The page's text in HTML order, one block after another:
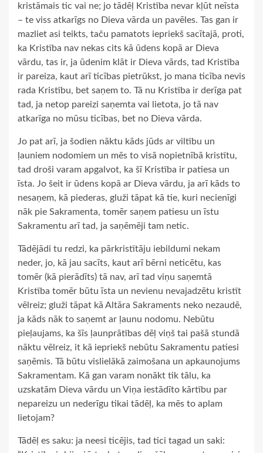
kristāmais tic vai ne; jo tādēļ Kristība nevar kļūt neīsta
– te viss atkarīgs no Dieva vārda un pavēles. Tas gan ir
mazliet asi teikts, taču pamatots iepriekš sacītajā, proti,
ka Kristība nav nekas cits kā ūdens kopā ar Dieva
vārdu, tas ir, ja ūdenim klāt ir Dieva vārds, tad Kristība
ir pareiza, kaut arī ticības pietrūkst, jo mana ticība nevis
rada Kristību, bet saņem to. Tā nu Kristība ir derīga pat
tad, ja netop pareizi saņemta vai lietota, jo tā nav
atkarīga no mūsu ticības, bet no Dieva vārda.
Jo pat arī, ja šodien nāktu kāds jūds ar viltību un
ļauniem nodomiem un mēs to visā nopietnībā kristītu,
tad droši varam apgalvot, ka šī Kristība ir patiesa un
īsta. Jo šeit ir ūdens kopā ar Dieva vārdu, ja arī kāds to
nesaņem, kā piederas, gluži tāpat kā tie, kuri necienīgi
nāk pie Sakramenta, tomēr saņem patiesu un īstu
Sakramentu arī tad, ja saņēmēji tam netic.
Tādējādi tu redzi, ka pārkristītāju iebildumi nekam
neder, jo, kā jau sacīts, kaut arī bērni neticētu, kas
tomēr (kā pierādīts) tā nav, arī tad viņu saņemtā
Kristība tomēr būtu īsta un nevienu nevajadzētu kristīt
vēlreiz; gluži tāpat kā Altāra Sakraments neko nezaudē,
ja kāds nāk to saņemt ar ļaunu nodomu. Nebūtu
pieļaujams, ka šīs ļaunprātības dēļ viņš tai pašā stundā
nāktu vēlreiz, it kā iepriekš nebūtu Sakramentu patiesi
saņēmis. Tā būtu vislielākā zaimošana un apkaunojums
Sakramentam. Kā gan varam nonākt tik tālu, ka
uzskatām Dieva vārdu un Viņa iestādīto kārtību par
nepareizu un nederīgu tikai tādēļ, ka mēs to aplam
lietojam?
Tādēļ es saku: ja neesi ticējis, tad tici tagad un saki: